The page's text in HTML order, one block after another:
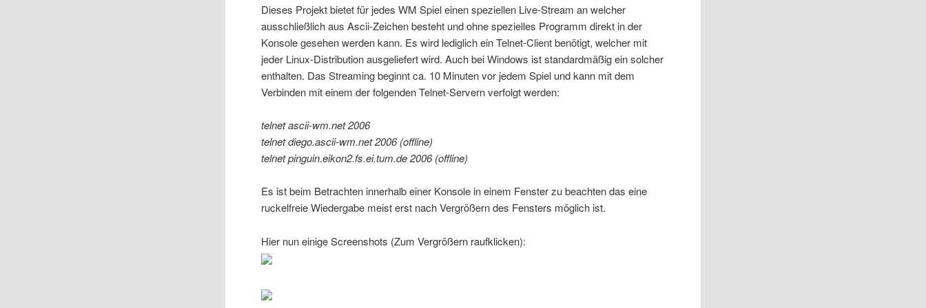
Dieses Projekt bietet für jedes WM Spiel einen speziellen Live-Stream an welcher
ausschließlich aus Ascii-Zeichen besteht und ohne spezielles Programm direkt in der
Konsole gesehen werden kann. Es wird lediglich ein Telnet-Client benötigt, welcher mit
jeder Linux-Distribution ausgeliefert wird. Auch bei Windows ist standardmäßig ein solcher
enthalten. Das Streaming beginnt ca. 10 Minuten vor jedem Spiel und kann mit dem
Verbinden mit einem der folgenden Telnet-Servern verfolgt werden:
telnet ascii-wm.net 2006
telnet diego.ascii-wm.net 2006 (offline)
telnet pinguin.eikon2.fs.ei.tum.de 2006 (offline)
Es ist beim Betrachten innerhalb einer Konsole in einem Fenster zu beachten das eine
ruckelfreie Wiedergabe meist erst nach Vergrößern des Fensters möglich ist.
Hier nun einige Screenshots (Zum Vergrößern raufklicken):